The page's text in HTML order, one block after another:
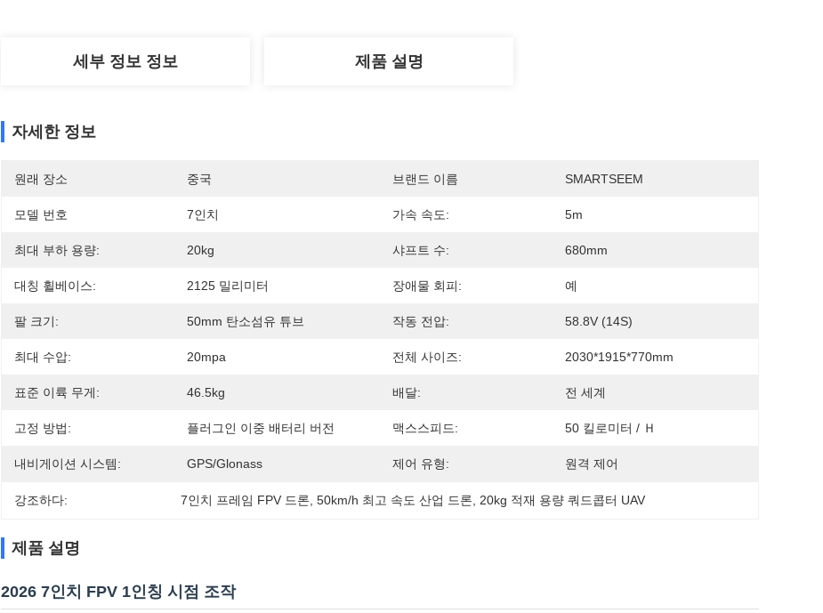
세부 정보 정보 제품 설명
자세한 정보
원래 장소 중국 브랜드 이름 SMARTSEEM
모델 번호 7인치 가속 속도: 5m
최대 부하 용량: 20kg 샤프트 수: 680mm
대칭 휠베이스: 2125 밀리미터 장애물 회피: 예
팔 크기: 50mm 탄소섬유 튜브 작동 전압: 58.8V (14S)
최대 수압: 20mpa 전체 사이즈: 2030*1915*770mm
표준 이륙 무게: 46.5kg 배달: 전 세계
고정 방법: 플러그인 이중 배터리 버전 맥스스피드: 50 킬로미터 / Ｈ
내비게이션 시스템: GPS/Glonass 제어 유형: 원격 제어
강조하다: 7인치 프레임 FPV 드론 , 50km/h 최고 속도 산업 드론 20kg 적재 용량 쿼드콥터 UAV
제품 설명
2026 7인치 FPV 1인칭 시점 조작